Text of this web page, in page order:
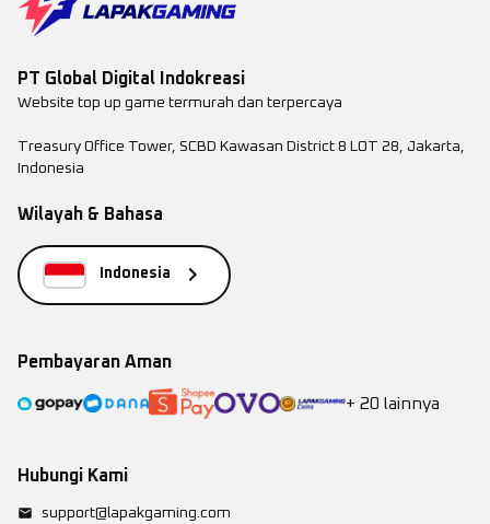
PT Global Digital Indokreasi
Website top up game termurah dan terpercaya
Treasury Office Tower, SCBD Kawasan District 8 LOT 28, Jakarta,
Indonesia
Wilayah & Bahasa
Indonesia
Pembayaran Aman
+ 20 lainnya
Hubungi Kami
support@lapakgaming.com